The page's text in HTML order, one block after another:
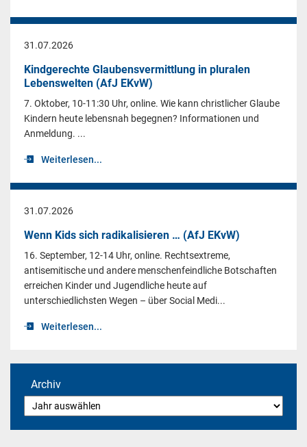
31.07.2026
Kindgerechte Glaubensvermittlung in pluralen
Lebenswelten (AfJ EKvW)
7. Oktober, 10-11:30 Uhr, online. Wie kann christlicher Glaube
Kindern heute lebensnah begegnen? Informationen und
Anmeldung. ...
Weiterlesen...
31.07.2026
Wenn Kids sich radikalisieren … (AfJ EKvW)
16. September, 12-14 Uhr, online. Rechtsextreme,
antisemitische und andere menschenfeindliche Botschaften
erreichen Kinder und Jugendliche heute auf
unterschiedlichsten Wegen – über Social Medi...
Weiterlesen...
Archiv